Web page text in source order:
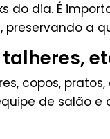
do dia. É
a
copos,
de salão e